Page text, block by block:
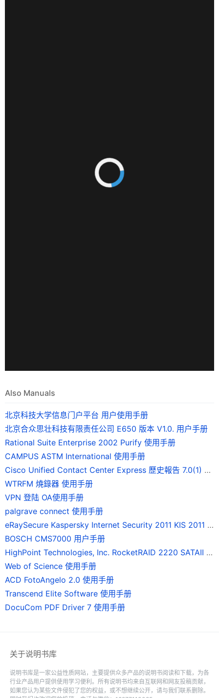
Also Manuals
北京科技大学信息门户平台 用户使用手册
北京合众思壮科技有限责任公司 E650 版本 V1.0. 用户手册
Rational Suite Enterprise 2002 Purify 使用手册
CAMPUS ASTM International 使用手册
Cisco Unified Contact Center Express 歷史報告 7.0(1) 版使用手冊
WTRFM 燒錄器 使用手册
VPN 登陆 OA使用手册
palgrave connect 使用手册
eRaySecure Kaspersky Internet Security 2011 KIS 2011 使用手册
BOSCH CMS7000 用户手册
HighPoint Technologies, Inc. RocketRAID 2220 SATAII 磁碟陣列卡 使用手冊
Web of Science 使用手册
ACD FotoAngelo 2.0 使用手册
Transcend Elite Software 使用手册
DocuCom PDF Driver 7 使用手册
关于说明书库
说明书库是一家公益性质网站，主要提供众多产品的说明书阅读和下载，为各
行业产品用户提供使用学习便利。所有说明书均来自互联网和网友投稿贡献，
如果您认为某些文件侵犯了您的权益，或不想继续公开，请与我们联系删除。